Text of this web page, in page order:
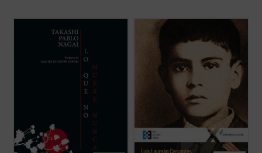
de Takashi Nagai, en la que el autor recorre
su vida, desde la infancia hasta el día de la
explosión de la bomba atómica, captando
los numerosos acontecimientos que se
¿Qué pasó para que muchos católicos se
guerra de los cristeros? El autor de este
libro, natural del pueblo del joven mártir, no
sólo responde a estas preguntas con
documentos, sino que logra ... (ver ficha)